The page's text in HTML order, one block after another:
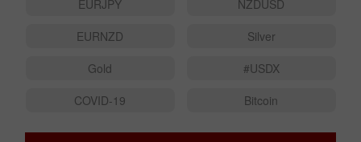
EURJPY
NZDUSD
EURNZD
Silver
Gold
#USDX
COVID-19
Bitcoin